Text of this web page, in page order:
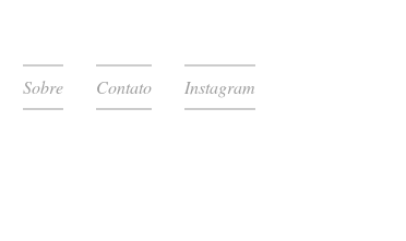
Sobre Contato Instagram